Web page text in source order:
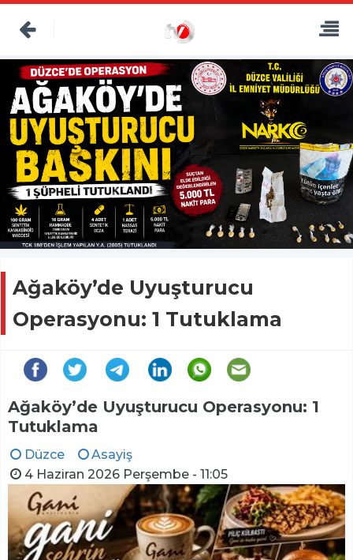
Ağaköy’de Uyuşturucu
Operasyonu: 1 Tutuklama
Ağaköy’de Uyuşturucu Operasyonu: 1
Tutuklama
Düzce
Asayiş
4 Haziran 2026 Perşembe - 11:05